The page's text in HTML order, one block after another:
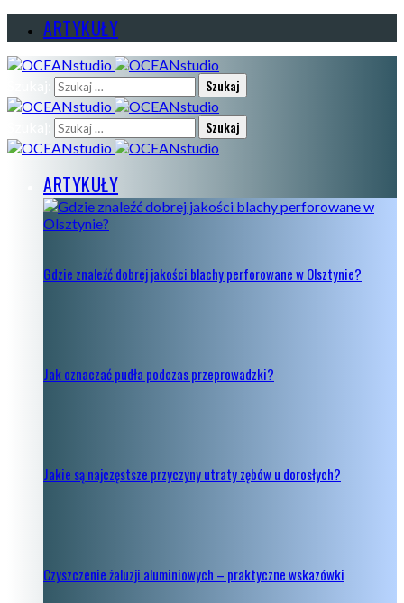
ARTYKUŁY
ARTYKUŁY
Gdzie znaleźć dobrej jakości blachy perforowane w Olsztynie?
Jak oznaczać pudła podczas przeprowadzki?
Jakie są najczęstsze przyczyny utraty zębów u dorosłych?
Czyszczenie żaluzji aluminiowych – praktyczne wskazówki